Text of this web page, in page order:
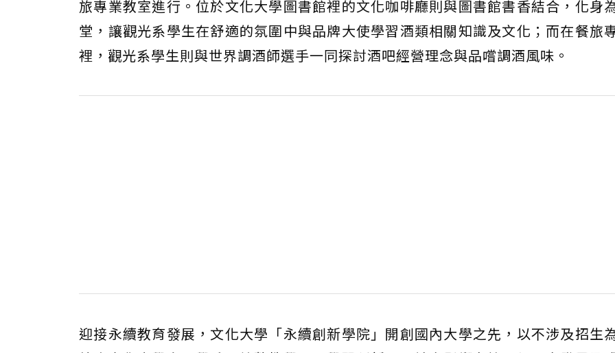
旅專業教室進行。位於文化大學圖書館裡的文化咖啡廳則與圖書館書香結合，化身
堂，讓觀光系學生在舒適的氛圍中與品牌大使學習酒類相關知識及文化；而在餐旅
裡，觀光系學生則與世界調酒師選手一同探討酒吧經營理念與品嚐調酒風味。
迎接永續教育發展，文化大學「永續創新學院」開創國內大學之先，以不涉及招生